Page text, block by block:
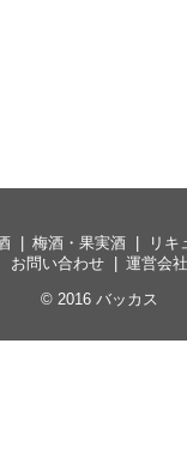
梅酒・果実酒
リキ
お問い合わせ
運営会
© 2016 バッカス